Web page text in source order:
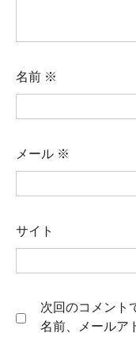
名前 ※
メール ※
サイト
次回のコメント
名前、メールア